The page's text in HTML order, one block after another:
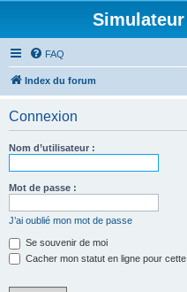
FAQ
Index du forum
Connexion
Nom d’utilisateur :
Mot de passe :
J’ai oublié mon mot de passe
Se souvenir de moi
Cacher mon statut en ligne pour